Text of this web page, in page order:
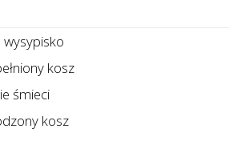
wysypisko
kosz
śmieci
kosz